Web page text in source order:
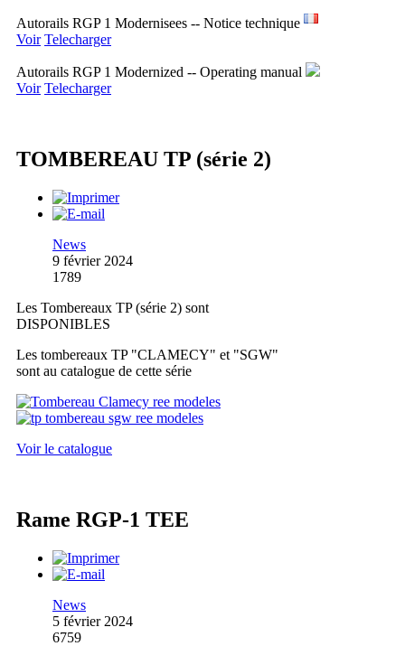
Autorails RGP 1 Modernisees -- Notice technique
Voir Telecharger
Autorails RGP 1 Modernized -- Operating manual
Voir Telecharger
TOMBEREAU TP (série 2)
News
9 février 2024
1789
Les Tombereaux TP (série 2) sont
DISPONIBLES
Les tombereaux TP "CLAMECY" et "SGW"
sont au catalogue de cette série
Voir le catalogue
Rame RGP-1 TEE
News
5 février 2024
6759